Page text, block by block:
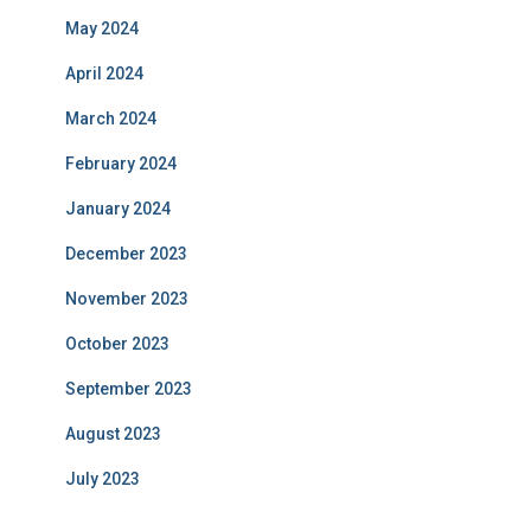
May 2024
April 2024
March 2024
February 2024
January 2024
December 2023
November 2023
October 2023
September 2023
August 2023
July 2023